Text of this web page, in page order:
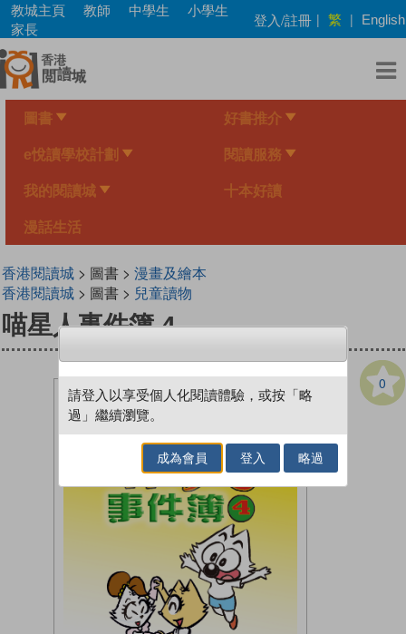
Skip
main
content
教城主頁 教師 中學生
小學生
家長
登入/註冊 | 繁 | English
圖書 好書推介
e悅讀學校計劃 閱讀服務
我的閱讀城 十本好讀
漫話生活
香港閱讀城> 圖書 > 漫畫及繪本
香港閱讀城> 圖書 > 兒童讀物
喵星人事件簿 4
0
請登入以享受個人化閱讀體驗，或按「略
過」繼續瀏覽。
成為會員 登入 略過